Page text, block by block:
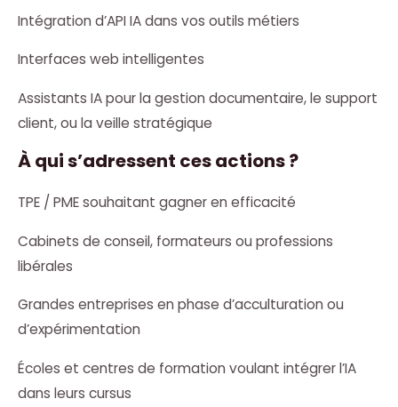
Intégration d’API IA dans vos outils métiers
Interfaces web intelligentes
Assistants IA pour la gestion documentaire, le support
client, ou la veille stratégique
À qui s’adressent ces actions ?
TPE / PME souhaitant gagner en efficacité
Cabinets de conseil, formateurs ou professions
libérales
Grandes entreprises en phase d’acculturation ou
d’expérimentation
Écoles et centres de formation voulant intégrer l’IA
dans leurs cursus